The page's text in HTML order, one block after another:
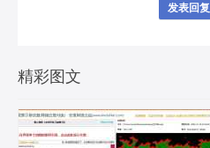
发表回复
精彩图文